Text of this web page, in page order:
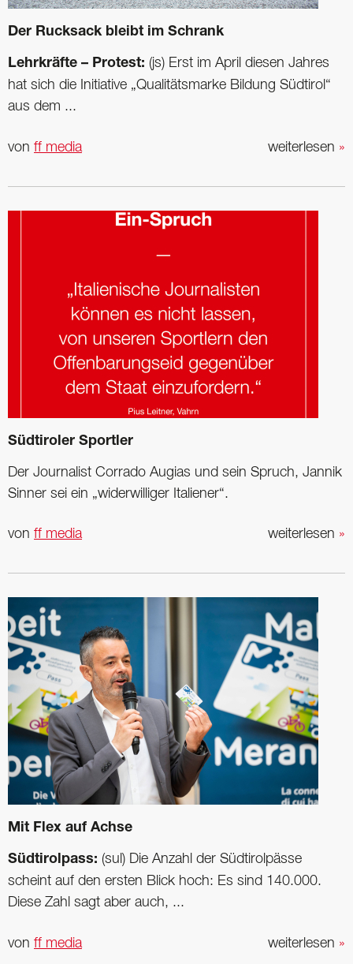
Der Rucksack bleibt im Schrank
Lehrkräfte – Protest: (js) Erst im April diesen Jahres
hat sich die Initiative „Qualitätsmarke Bildung Südtirol“
aus dem ...
weiterlesen »
von ff media
Südtiroler Sportler
Der Journalist Corrado Augias und sein Spruch, Jannik
Sinner sei ein „widerwilliger Italiener“.
weiterlesen »
von ff media
Mit Flex auf Achse
Südtirolpass: (sul) Die Anzahl der Südtirolpässe
scheint auf den ersten Blick hoch: Es sind 140.000.
Diese Zahl sagt aber auch, ...
weiterlesen »
von ff media